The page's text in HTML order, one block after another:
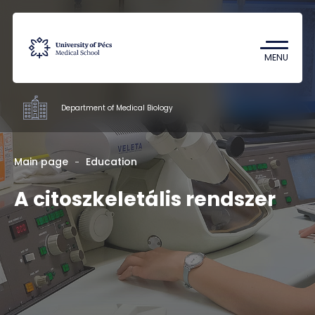
MENU
Coronavirus
Undergraduate Student Research
Departments
Education
Research
Staff
Contacts
Nyelv HU
Department of Medical Biology
Main page Education
A citoszkeletális rendszer